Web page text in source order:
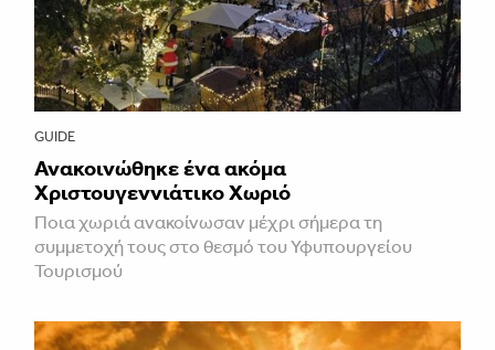
GUIDE
Ανακοινώθηκε ένα ακόμα
Χριστουγεννιάτικο Χωριό
Ποια χωριά ανακοίνωσαν μέχρι σήμερα τη
συμμετοχή τους στο θεσμό του Υφυπουργείου
Τουρισμού